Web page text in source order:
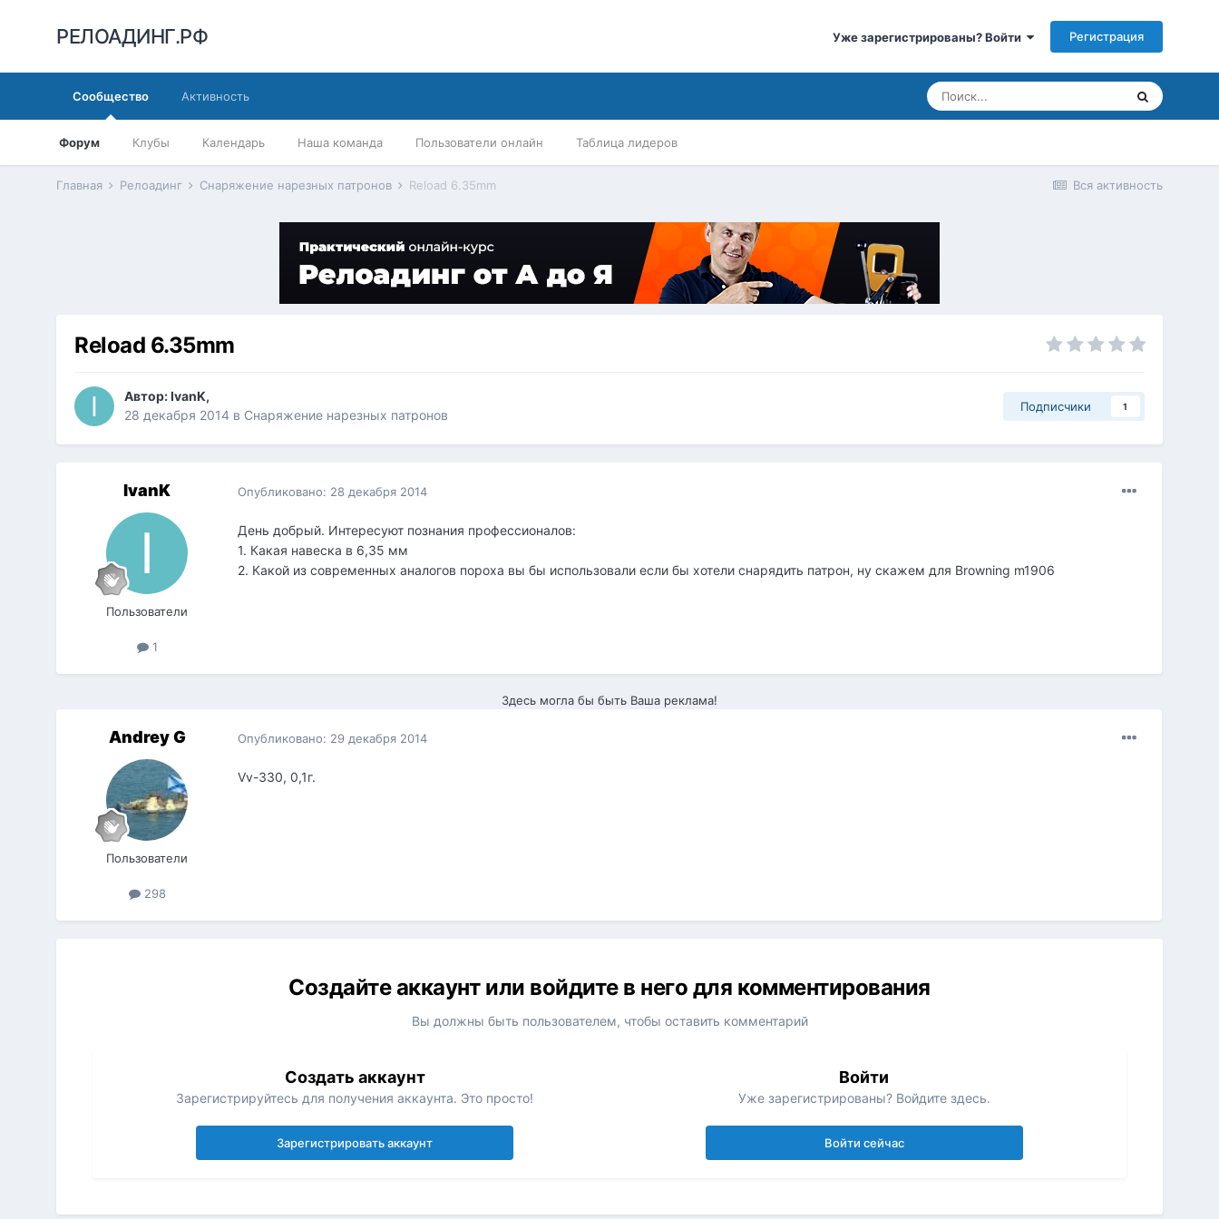
РЕЛОАДИНГ.РФ Уже зарегистрированы? Войти Регистрация
Сообщество
Форум Клубы Календарь Наша команда Пользователи онлайн Таблица лидеров
Активность
Вся активность
Главная Релоадинг Снаряжение нарезных патронов Reload 6.35mm
Reload 6.35mm
Автор:IvanK,
28 декабря 2014 в Снаряжение нарезных патронов
Подписчики 1
IvanK
Пользователи
1
Опубликовано: 28 декабря 2014
День добрый. Интересуют познания профессионалов:
1. Какая навеска в 6,35 мм
2. Какой из современных аналогов пороха вы бы использовали если бы хотели снарядить патрон, ну скажем для Browning m1906
Здесь могла бы быть Ваша реклама!
Andrey G
Пользователи
298
Опубликовано: 29 декабря 2014
Vv-330, 0,1г.
Создайте аккаунт или войдите в него для комментирования
Вы должны быть пользователем, чтобы оставить комментарий
Создать аккаунт
Зарегистрируйтесь для получения аккаунта. Это просто!
Зарегистрировать аккаунт
Войти
Уже зарегистрированы? Войдите здесь.
Войти сейчас